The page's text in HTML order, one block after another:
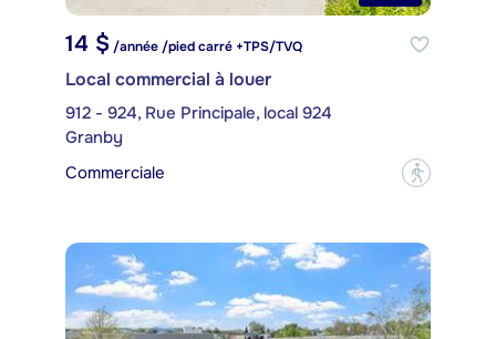
14 $/année /pied carré +TPS/TVQ
Local commercial à louer
912 - 924, Rue Principale, local 924
Granby
Commerciale
?